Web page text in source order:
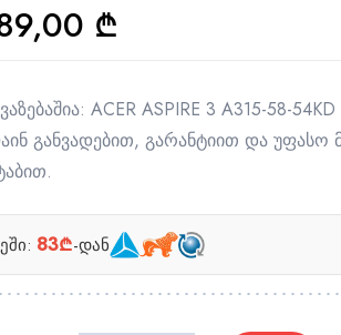
₾
ACER ASPIRE 3 A315-58-
განვადებით, გარანტიით და
83₾-დან